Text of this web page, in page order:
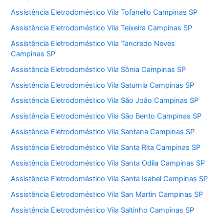
Assistência Eletrodoméstico Vila Tofanello Campinas SP
Assistência Eletrodoméstico Vila Teixeira Campinas SP
Assistência Eletrodoméstico Vila Tancredo Neves
Campinas SP
Assistência Eletrodoméstico Vila Sônia Campinas SP
Assistência Eletrodoméstico Vila Saturnia Campinas SP
Assistência Eletrodoméstico Vila São João Campinas SP
Assistência Eletrodoméstico Vila São Bento Campinas SP
Assistência Eletrodoméstico Vila Santana Campinas SP
Assistência Eletrodoméstico Vila Santa Rita Campinas SP
Assistência Eletrodoméstico Vila Santa Odila Campinas SP
Assistência Eletrodoméstico Vila Santa Isabel Campinas SP
Assistência Eletrodoméstico Vila San Martin Campinas SP
Assistência Eletrodoméstico Vila Saltinho Campinas SP